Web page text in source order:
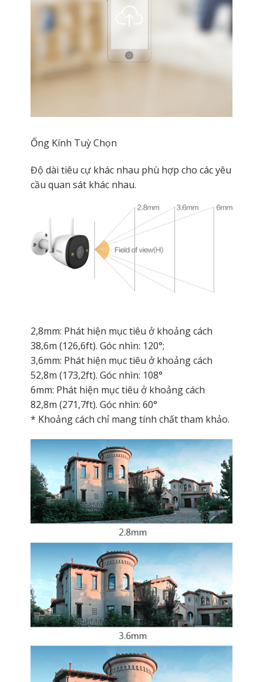
Ống Kính Tuỳ Chọn
Độ dài tiêu cự khác nhau phù hợp cho các yêu
cầu quan sát khác nhau.
2,8mm: Phát hiện mục tiêu ở khoảng cách
38,6m (126,6ft). Góc nhìn: 120°;
3,6mm: Phát hiện mục tiêu ở khoảng cách
52,8m (173,2ft). Góc nhìn: 108°
6mm: Phát hiện mục tiêu ở khoảng cách
82,8m (271,7ft). Góc nhìn: 60°
* Khoảng cách chỉ mang tính chất tham khảo.